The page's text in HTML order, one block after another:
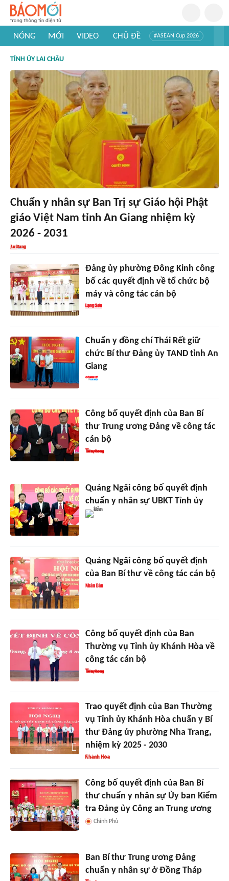
NÓNG MỚI VIDEO CHỦ ĐỀ #ASEAN Cup 2026
#Khám phá thế giới
TỈNH ỦY LAI CHÂU
Chuẩn y nhân sự Ban Trị sự Giáo hội Phật
giáo Việt Nam tỉnh An Giang nhiệm kỳ
2026 - 2031
Đảng ủy phường Đông Kinh công
bố các quyết định về tổ chức bộ
máy và công tác cán bộ
Chuẩn y đồng chí Thái Rết giữ
chức Bí thư Đảng ủy TAND tỉnh An
Giang
Công bố quyết định của Ban Bí
thư Trung ương Đảng về công tác
cán bộ
Quảng Ngãi công bố quyết định
chuẩn y nhân sự UBKT Tỉnh ủy
Quảng Ngãi công bố quyết định
của Ban Bí thư về công tác cán bộ
Công bố quyết định của Ban
Thường vụ Tỉnh ủy Khánh Hòa về
công tác cán bộ
Trao quyết định của Ban Thường
vụ Tỉnh ủy Khánh Hòa chuẩn y Bí
thư Đảng ủy phường Nha Trang,
nhiệm kỳ 2025 - 2030
Công bố quyết định của Ban Bí
thư chuẩn y nhân sự Ủy ban Kiểm
tra Đảng ủy Công an Trung ương
Chính Phủ
Ban Bí thư Trung ương Đảng
chuẩn y nhân sự ở Đồng Tháp